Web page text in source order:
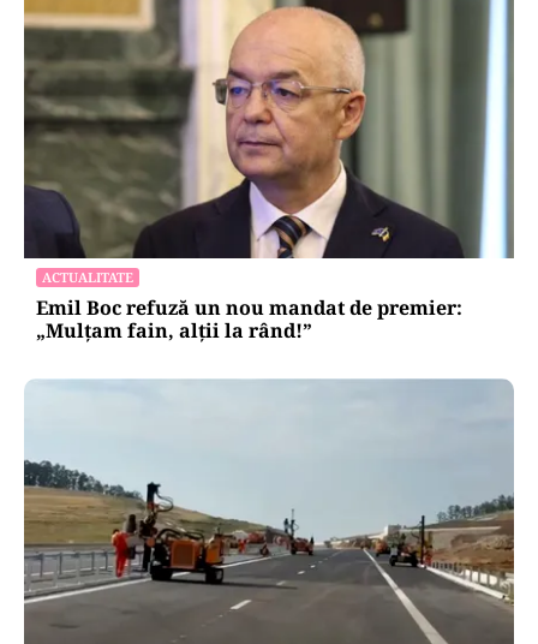
ACTUALITATE
Emil Boc refuză un nou mandat de premier:
„Mulțam fain, alții la rând!”